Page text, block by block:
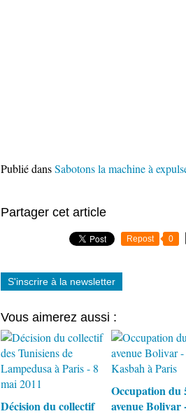
Publié dansSabotons la machine à
Partager cet article
Repost 0
S'inscrire à la newsletter
Vous aimerez aussi :
Décision du collectif
Occupation du
avenue Bolivar